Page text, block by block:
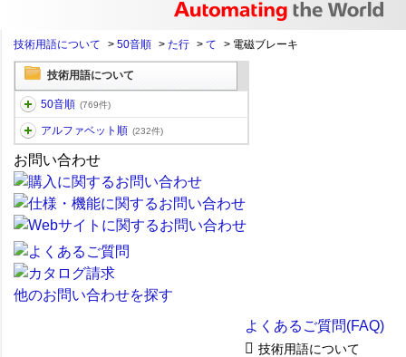
技術用語について > 50音順 > た行 > て > 電磁ブレーキ
技術用語について
50音順 (769件)
アルファベット順 (232件)
お問い合わせ
他のお問い合わせを探す
よくあるご質問(FAQ)
技術用語について